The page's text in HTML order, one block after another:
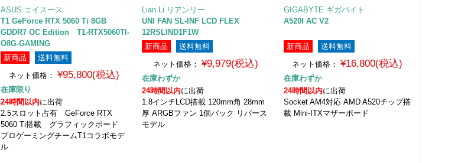
ASUS エイスース
T1 GeForce RTX 5060 Ti 8GB
GDDR7 OC Edition T1-RTX5060TI-
O8G-GAMING
新商品
送料無料
ネット価格：
¥95,800(税込)
在庫限り
24時間以内に出荷
2.5スロット占有 GeForce RTX
5060 Ti搭載 グラフィックボード
プロゲーミングチームT1コラボモデ
ル
Lian Li リアンリー
UNI FAN SL-INF LCD FLEX
12RSLIND1F1W
新商品
送料無料
ネット価格：
¥9,979(税込)
在庫わずか
24時間以内に出荷
1.8インチLCD搭載 120mm角 28mm
厚 ARGBファン 1個パック リバース
モデル
GIGABYTE ギガバイト
A520I AC V2
新商品
送料無料
ネット価格： ¥16,800(税込)
在庫わずか
24時間以内に出荷
Socket AM4対応 AMD A520チップ搭
載 Mini-ITXマザーボード